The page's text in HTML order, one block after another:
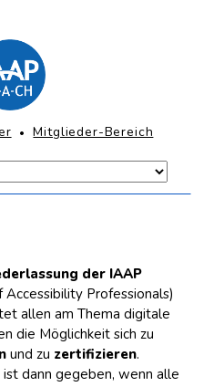
Mitglieder-Bereich
der IAAP
Professionals)
allen am Thema digitale
die Möglichkeit sich zu
und zu zertifizieren.
dann gegeben, wenn alle